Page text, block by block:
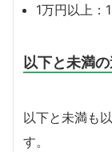
1万円以上：
以下と未満
以下と未満も
す。